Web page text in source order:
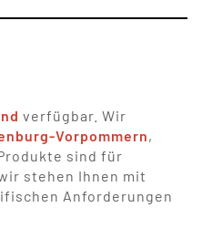
verfügbar. Wir
Vorpommern,
Produkte sind für
stehen Ihnen mit
Anforderungen